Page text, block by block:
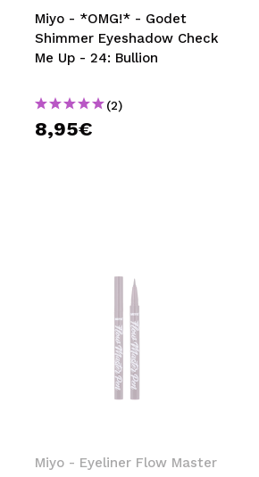
Miyo - *OMG!* - Godet
Shimmer Eyeshadow Check
Me Up - 24: Bullion
(2)
8,95€
Miyo - Eyeliner Flow Master